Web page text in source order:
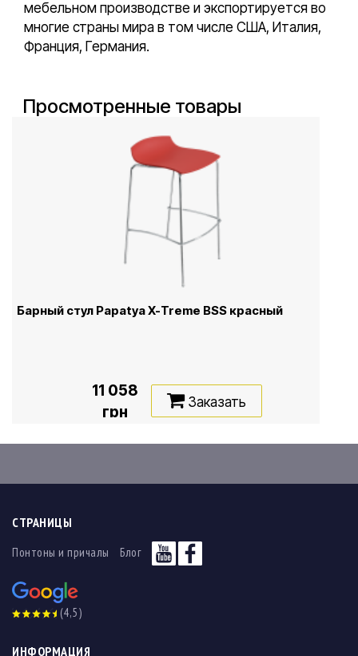
мебельном производстве и экспортируется во
многие страны мира в том числе США, Италия,
Франция, Германия.
Просмотренные товары
Барный стул Papatya X-Treme BSS красный
11 058
грн
Заказать
СТРАНИЦЫ
Понтоны и причалы Блог
(4,5)
ИНФОРМАЦИЯ